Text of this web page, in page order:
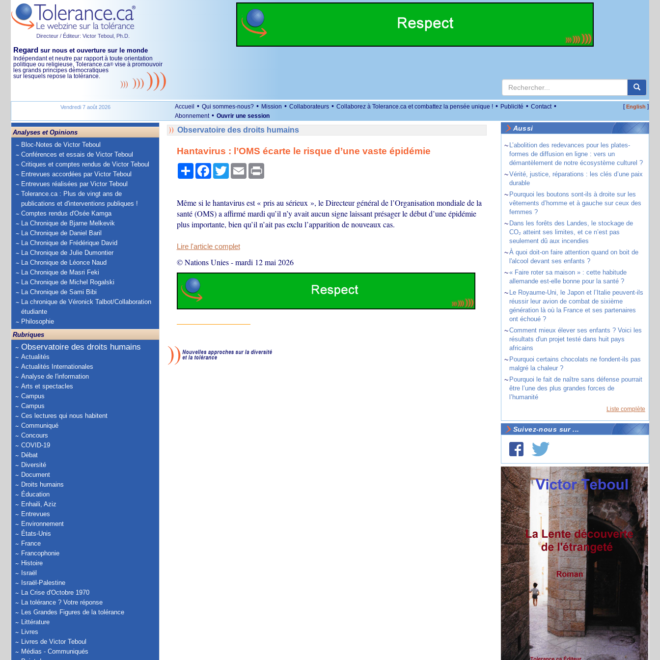
Directeur / Éditeur: Victor Teboul, Ph.D.
Regard sur nous et ouverture sur le monde
Indépendant et neutre par rapport à toute orientation
politique ou religieuse, Tolerance.ca® vise à promouvoir
les grands principes démocratiques
sur lesquels repose la tolérance.
Vendredi 7 août 2026 Accueil • Qui sommes-nous? • Mission • Collaborateurs • Collaborez à Tolerance.ca et combattez la pensée unique ! • Publicité • Contact •
Abonnement • Ouvrir une session
[English ]
Analyses et Opinions
Bloc-Notes de Victor Teboul
Conférences et essais de Victor Teboul
Critiques et comptes rendus de Victor Teboul
Entrevues accordées par Victor Teboul
Entrevues réalisées par Victor Teboul
Tolerance.ca : Plus de vingt ans de
publications et d'interventions publiques !
Comptes rendus d'Osée Kamga
La Chronique de Bjarne Melkevik
La Chronique de Daniel Baril
La Chronique de Frédérique David
La Chronique de Julie Dumontier
La Chronique de Léonce Naud
La Chronique de Masri Feki
La Chronique de Michel Rogalski
La Chronique de Sami Bibi
La chronique de Véronick Talbot/Collaboration
étudiante
Philosophie
Rubriques
Observatoire des droits humains
Actualités
Actualités Internationales
Analyse de l'information
Arts et spectacles
Campus
Campus
Ces lectures qui nous habitent
Communiqué
Concours
COVID-19
Débat
Diversité
Document
Droits humains
Éducation
Enhaili, Aziz
Entrevues
Environnement
États-Unis
France
Francophonie
Histoire
Israël
Israël-Palestine
La Crise d'Octobre 1970
La tolérance ? Votre réponse
Les Grandes Figures de la tolérance
Littérature
Livres
Livres de Victor Teboul
Médias - Communiqués
Observatoire des droits humains
Hantavirus : l’OMS écarte le risque d’une vaste épidémie
PartagerFacebook
TwitterEmail Print
Même si le hantavirus est « pris au sérieux », le Directeur général de l’Organisation mondiale de la
santé (OMS) a affirmé mardi qu’il n’y avait aucun signe laissant présager le début d’une épidémie
plus importante, bien qu’il n’ait pas exclu l’apparition de nouveaux cas.
Lire l'article complet
© Nations Unies-mardi 12 mai 2026
Aussi
~ L’abolition des redevances pour les plates-
formes de diffusion en ligne : vers un
démantèlement de notre écosystème culturel ?
~Vérité, justice, réparations : les clés d’une paix
durable
~ Pourquoi les boutons sont-ils à droite sur les
vêtements d’homme et à gauche sur ceux des
femmes ?
~ Dans les forêts des Landes, le stockage de
CO₂ atteint ses limites, et ce n’est pas
seulement dû aux incendies
~À quoi doit-on faire attention quand on boit de
l'alcool devant ses enfants ?
~« Faire roter sa maison » : cette habitude
allemande est-elle bonne pour la santé ?
~ Le Royaume-Uni, le Japon et l’Italie peuvent-ils
réussir leur avion de combat de sixième
génération là où la France et ses partenaires
ont échoué ?
~Comment mieux élever ses enfants ? Voici les
résultats d'un projet testé dans huit pays
africains
~ Pourquoi certains chocolats ne fondent-ils pas
malgré la chaleur ?
~ Pourquoi le fait de naître sans défense pourrait
être l’une des plus grandes forces de
l’humanité
Liste complète
Suivez-nous sur ...